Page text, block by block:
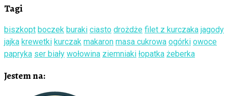
Tagi
biszkopt boczek buraki ciasto drożdże filet z kurczaka jagody
jajka krewetki kurczak makaron masa cukrowa ogórki owoce
papryka ser biały wołowina ziemniaki łopatka żeberka
Jestem na: